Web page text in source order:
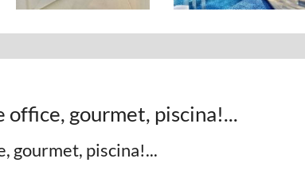
office, gourmet, piscina!...
gourmet, piscina!...